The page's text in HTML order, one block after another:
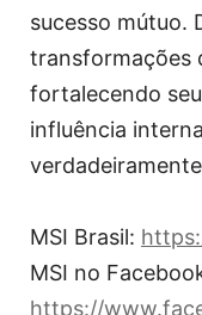
sucesso mútuo.
transformações
fortalecendo
influência
MSI Brasil:
MSI no
https://